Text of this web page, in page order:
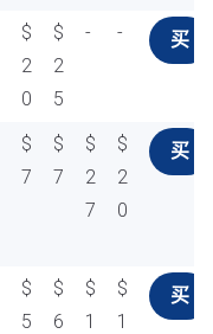
$
2
0
$
2
5
- - 买
$
7
$
7
$
2
7
$
2
0
买
$
5
$
6
$
1
$
1
买